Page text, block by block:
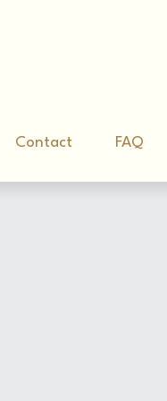
Contact FAQ
Contact FAQ